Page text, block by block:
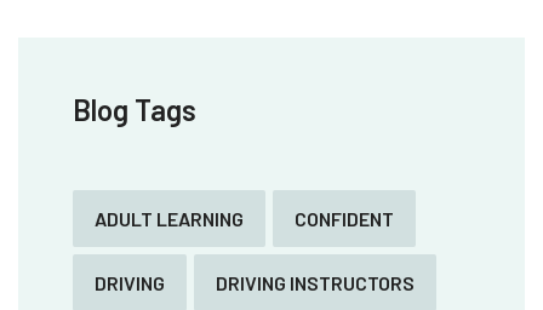
Blog Tags
ADULT LEARNING CONFIDENT
DRIVING DRIVING INSTRUCTORS